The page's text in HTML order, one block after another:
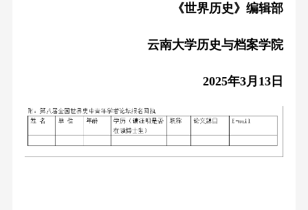
《世界历史》编辑部
云南大学历史与档案学院
2025年3月13日